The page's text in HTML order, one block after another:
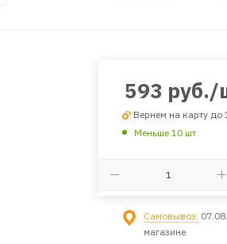
593 руб./
Вернем на карту до
Меньше 10 шт
Самовывоз:
магазине